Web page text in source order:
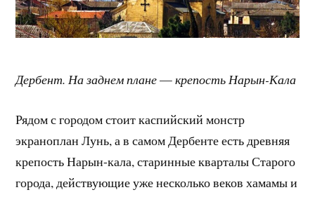
Дербент. На заднем плане—крепость Нарын-Кала
Рядом с городом стоит каспийский монстр
экраноплан Лунь, а в самом Дербенте есть древняя
крепость Нарын-кала, старинные кварталы Старого
города, действующие уже несколько веков хамамы и